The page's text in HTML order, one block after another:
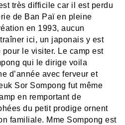
très difficile car il est perdu
de Ban Paï en pleine
en 1993, aucun
ici, un japonais y est
le visiter. Le camp est
qui le dirige voila
d’année avec ferveur et
Sor Sompong fut même
en remportant de
du petit prodige ornent
familiale. Mme Sompong est